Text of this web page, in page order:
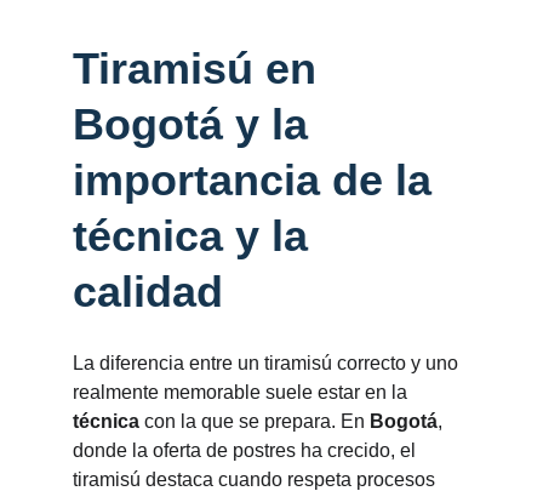
Tiramisú en
Bogotá y la
importancia de la
técnica y la
calidad
La diferencia entre un tiramisú correcto y uno
realmente memorable suele estar en la
técnica con la que se prepara. En Bogotá,
donde la oferta de postres ha crecido, el
tiramisú destaca cuando respeta procesos